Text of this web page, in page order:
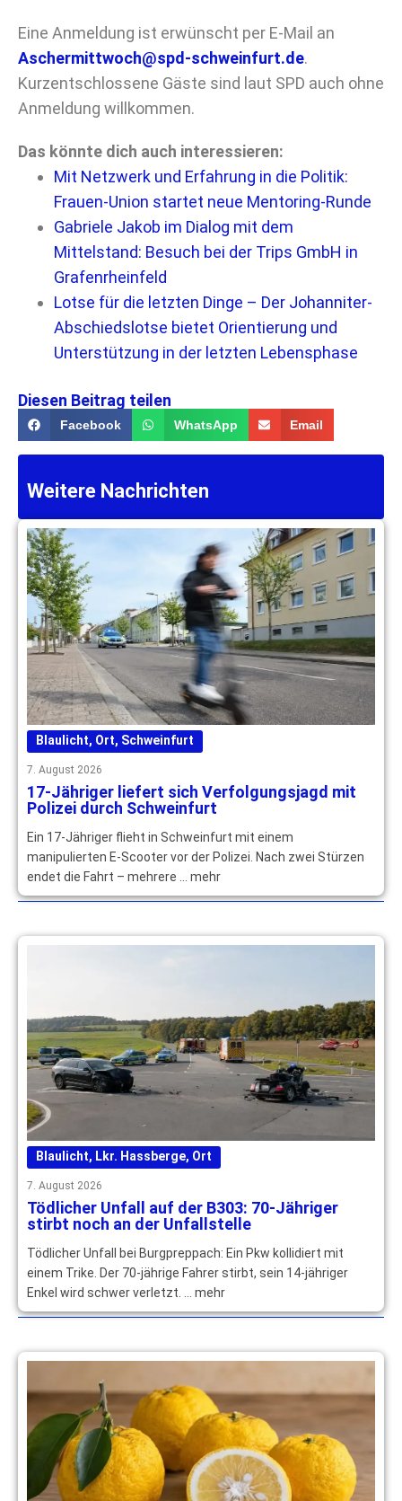
Eine Anmeldung ist erwünscht per E-Mail an
Aschermittwoch@spd-schweinfurt.de.
Kurzentschlossene Gäste sind laut SPD auch ohne
Anmeldung willkommen.
Das könnte dich auch interessieren:
Mit Netzwerk und Erfahrung in die Politik:
Frauen-Union startet neue Mentoring-Runde
Gabriele Jakob im Dialog mit dem
Mittelstand: Besuch bei der Trips GmbH in
Grafenrheinfeld
Lotse für die letzten Dinge – Der Johanniter-
Abschiedslotse bietet Orientierung und
Unterstützung in der letzten Lebensphase
Diesen Beitrag teilen
Facebook WhatsApp Email
Weitere Nachrichten
Blaulicht, Ort, Schweinfurt
7. August 2026
17-Jähriger liefert sich Verfolgungsjagd mit
Polizei durch Schweinfurt
Ein 17-Jähriger flieht in Schweinfurt mit einem
manipulierten E-Scooter vor der Polizei. Nach zwei Stürzen
endet die Fahrt – mehrere … mehr
Blaulicht, Lkr. Hassberge, Ort
7. August 2026
Tödlicher Unfall auf der B303: 70-Jähriger
stirbt noch an der Unfallstelle
Tödlicher Unfall bei Burgpreppach: Ein Pkw kollidiert mit
einem Trike. Der 70-jährige Fahrer stirbt, sein 14-jähriger
Enkel wird schwer verletzt. … mehr